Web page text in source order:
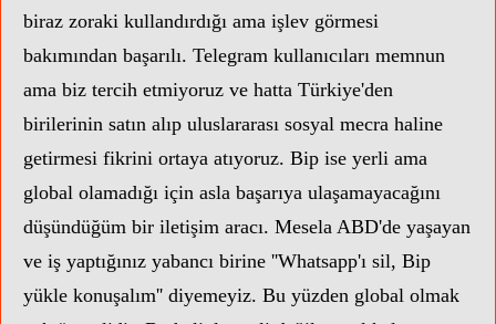
biraz zoraki kullandırdığı ama işlev görmesi
bakımından başarılı. Telegram kullanıcıları memnun
ama biz tercih etmiyoruz ve hatta Türkiye'den
birilerinin satın alıp uluslararası sosyal mecra haline
getirmesi fikrini ortaya atıyoruz. Bip ise yerli ama
global olamadığı için asla başarıya ulaşamayacağını
düşündüğüm bir iletişim aracı. Mesela ABD'de yaşayan
ve iş yaptığınız yabancı birine ''Whatsapp'ı sil, Bip
yükle konuşalım'' diyemeyiz. Bu yüzden global olmak